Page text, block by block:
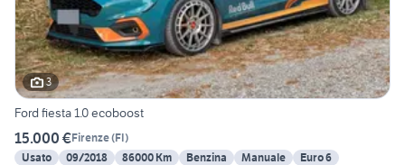
3
Ford fiesta 1.0 ecoboost
15.000 €Firenze(FI)
Usato
09/2018 86000 Km Benzina Manuale Euro 6